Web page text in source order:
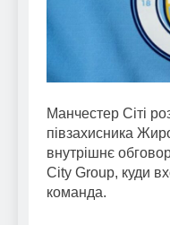
Манчестер Сіті
півзахисника
внутрішнє
City Group, куди
команда.